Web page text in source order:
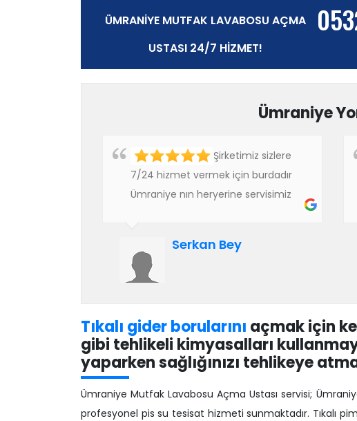
ÜMRANIYE MUTFAK LAVABOSU AÇMA
USTASI 24/7 HIZMET!
Ümraniye
Şirketimiz sizlere
7/24 hizmet vermek için burdadır
Ümraniye nın heryerine servisimiz
için arayabilirsiniz.
Serkan Bey
Tıkalı gider borularını açmak için
gibi tehlikeli kimyasalları
yaparken sağlığınızı tehlikeye
Ümraniye Mutfak Lavabosu Açma Ustası servisi;
profesyonel pis su tesisat hizmeti sunmaktadır. Tıkalı